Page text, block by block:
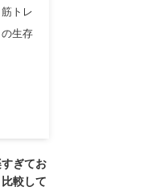
トレ
生存
ぎてお
較して